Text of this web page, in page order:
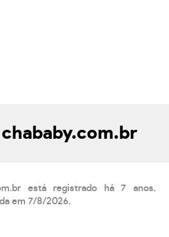
chababy.com.br
está registrado há 7 anos.
em 7/8/2026.